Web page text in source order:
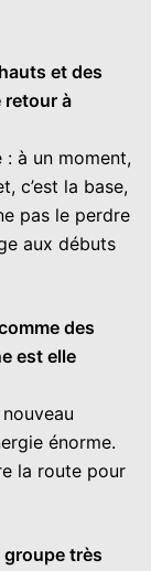
et des
retour à
: à un moment,
c’est la base,
pas le perdre
aux débuts
des
est elle
énorme.
la route pour
groupe très